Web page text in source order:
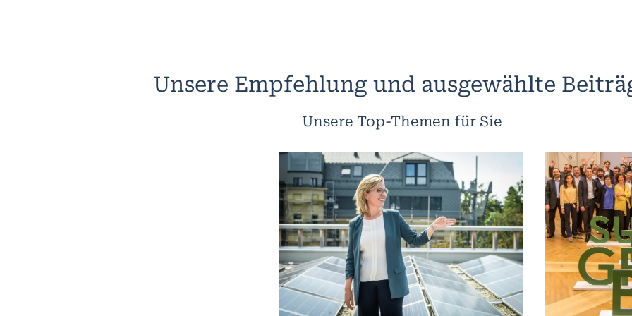
Unsere Empfehlung und ausgewählte
Unsere Top-Themen für Sie